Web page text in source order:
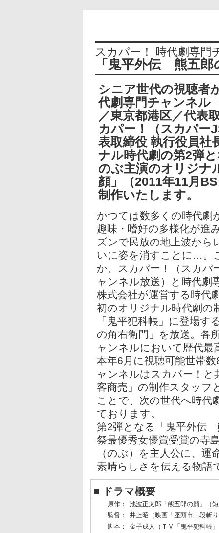
スカパー！ 時代劇専門
「鬼平外伝 熊五郎
シニア世代の視聴者
代劇専門チャンネル
／東京都港区／代表
カパー！（スカパー
表取締役 執行役員
ナル時代劇の第2弾
のぶ主演のオリジナ
顔」（2011年11月
制作いたします。
かつては数多くの時代劇
趣味・嗜好の多様化が進
ズンで民放の地上波から
いに姿を消すことに…。
か、スカパー！（スカパ
ャンネル放送）と時代劇
株式会社が運営する時代
初のオリジナル時代劇の
「鬼平犯科帳」に登場
の角右衛門」を放送。各
ャンネルにおいて歴代最
本年6月に視聴可能世帯
ャンネルはスカパー！と
客商売」の制作スタッフ
ことで、次の世代へ時代
ております。
第2弾となる「鬼平外伝
祭最優秀女優賞受賞の寺
（のぶ）を主人公に、
素晴らしさを伝える物語
■ ドラマ概要
原作：
池波正太郎「熊五郎の顔」（
監督：
井上昭（映画「座頭市二段斬
脚本：
金子成人（ＴＶ「鬼平犯科帳